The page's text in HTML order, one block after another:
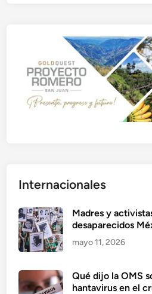
Internacionales
Madres y
desaparecidos
mayo 11, 2026
Qué dijo la OMS
hantavirus en el